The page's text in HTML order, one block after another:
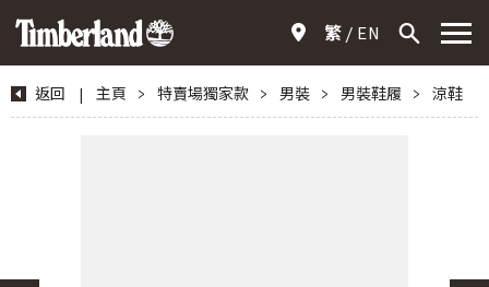
繁 EN
返回 | 主頁 > 特賣場獨家款 > 男裝 > 男裝鞋履 > 涼鞋